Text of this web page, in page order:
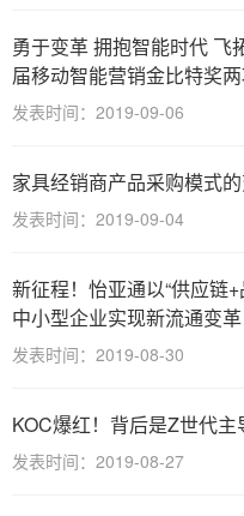
勇于变革 拥抱智能时代 飞
届移动智能营销金比特奖
发表时间：2019-09-06
家具经销商产品采购模式
发表时间：2019-09-04
新征程！怡亚通以“供应链
中小型企业实现新流通变革
发表时间：2019-08-30
KOC爆红！背后是Z世代
发表时间：2019-08-27